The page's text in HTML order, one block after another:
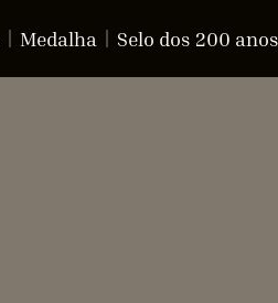
Medalha Selo dos 200 anos